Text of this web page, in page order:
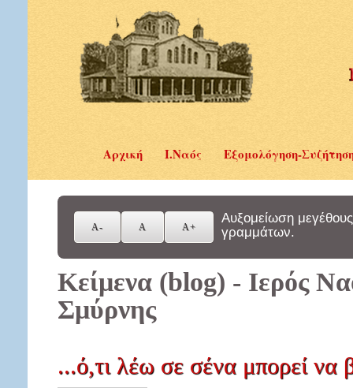
Αρχική Ι.Ναός Εξομολόγηση-
Αυξομείωση μεγέθους
γραμμάτων.
Κείμενα (blog) - Ιερός
Σμύρνης
...ό,τι λέω σε σένα μπορεί να